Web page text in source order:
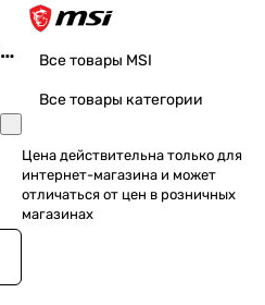
Все товары MSI
Все товары категории
Цена действительна только для
интернет-магазина и может
отличаться от цен в розничных
магазинах